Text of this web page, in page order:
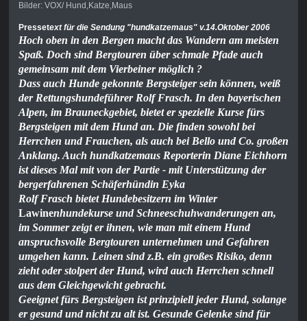
Bilder: VOX/ Hund,Katze,Maus
Pressetext für die Sendung "hundkatzemaus" v.14.Oktober 2006
Hoch oben in den Bergen macht das Wandern am meisten
Spaß. Doch sind Bergtouren über schmale Pfade auch
gemeinsam mit dem Vierbeiner möglich ?
Dass auch Hunde gekonnte Bergsteiger sein können, weiß
der Rettungshundeführer Rolf Frasch. In den bayerischen
Alpen, im Brauneckgebiet, bietet er spezielle Kurse fürs
Bergsteigen mit dem Hund an. Die finden sowohl bei
Herrchen und Frauchen, als auch bei Bello und Co. großen
Anklang. Auch hundkatzemaus Reporterin Diane Eichhorn
ist dieses Mal mit von der Partie - mit Unterstützung der
bergerfahrenen Schäferhündin Eyka
Rolf Frasch bietet Hundebesitzern im Winter
Lawinenhundekurse und Schneeschuhwanderungen an,
im Sommer zeigt er ihnen, wie man mit einem Hund
anspruchsvolle Bergtouren unternehmen und Gefahren
umgehen kann. Leinen sind z.B. ein großes Risiko, denn
zieht oder stolpert der Hund, wird auch Herrchen schnell
aus dem Gleichgewicht gebracht.
Geeignet fürs Bergsteigen ist prinzipiell jeder Hund, solange
er gesund und nicht zu alt ist. Gesunde Gelenke sind für